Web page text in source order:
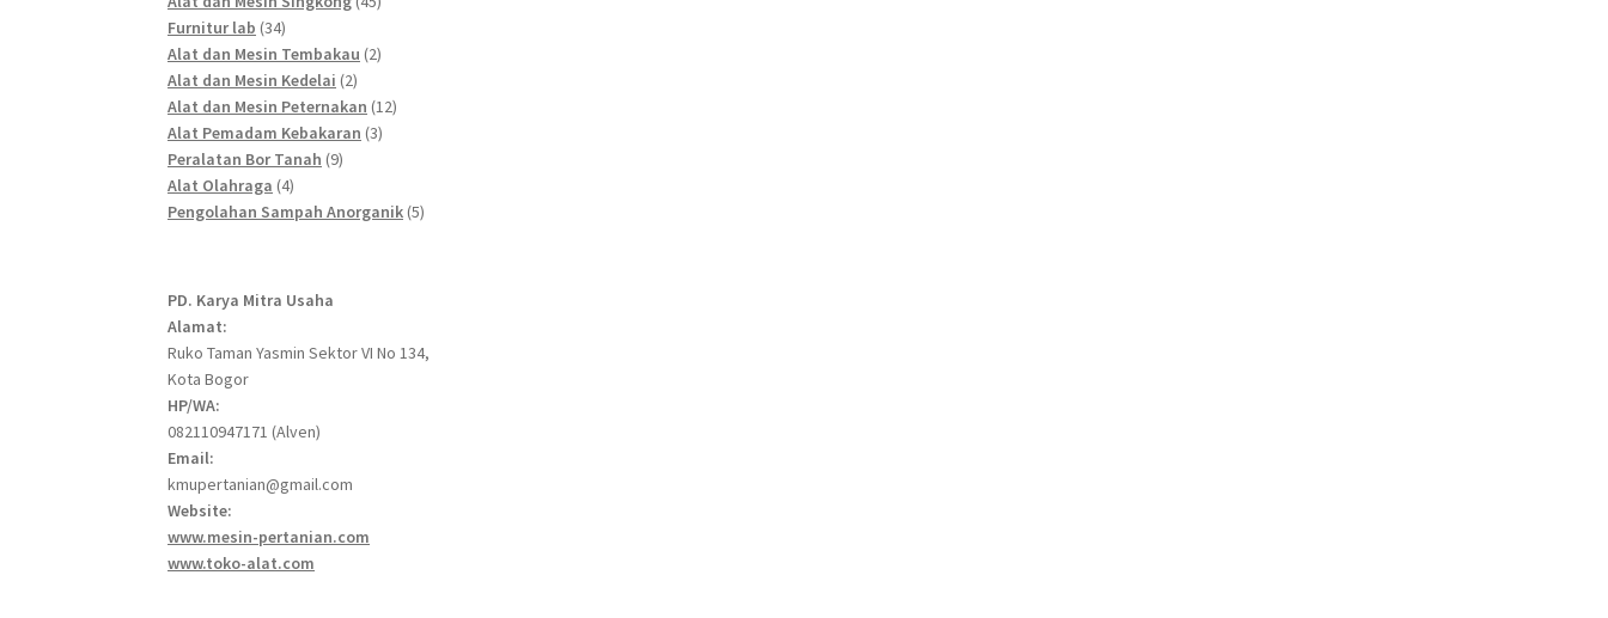
Furnitur lab 3434
products
Alat dan Mesin Tembakau 22
Alat dan Mesin Kedelai 22
products
Alat dan Mesin Peternakan 1212
Alat Pemadam Kebakaran 33
Peralatan Bor Tanah 99
Alat Olahraga 44
products
Pengolahan Sampah Anorganik 55
PD. Karya Mitra Usaha
Alamat:
Ruko Taman Yasmin Sektor VI No 134,
Kota Bogor
HP/WA:
082110947171 (Alven)
Email:
kmupertanian@gmail.com
Website:
www.mesin-pertanian.com
www.toko-alat.com